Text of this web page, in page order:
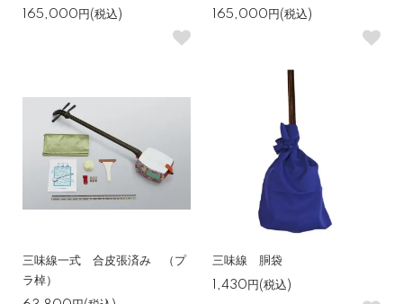
165,000円(税込)
165,000円(税込)
三味線一式 合皮張済み （プ
ラ棹）
三味線 胴袋
1,430円(税込)